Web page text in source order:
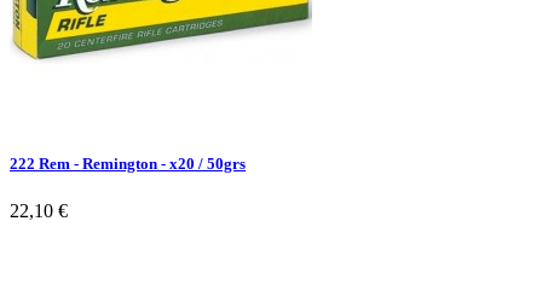
222 Rem - Remington - x20 / 50grs
22,10 €